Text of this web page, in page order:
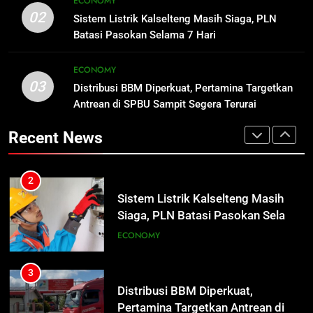
7 Hari
ECONOMY
Pertamina Targetkan Antrean di
SPBU Sampit Segera Terurai
ECONOMY
Dugaan Korupsi Dana Hibah
Pilkada Rp40 Miliar
HUKUM DAN KRIMINAL
5
Listrik di Kalsel-Teng
NUSANTARA
02
Sistem Listrik Kalselteng Masih Siaga, PLN
Batasi Pasokan Selama 7 Hari
03
ECONOMY
Distribusi BBM Diperkuat, Pertamina Targetkan
Antrean di SPBU Sampit Segera Terurai
Recent News
Insiden Konsumen di SPBU
Pangkalan Bun Ditangani Cepat,
ECONOMY
2
Sistem Listrik Kalselteng Masih
Siaga, PLN Batasi Pasokan Selama
3
Distribusi BBM Diperkuat,
Pertamina Targetkan Antrean di
SPBU Sampit Segera Terurai
ECONOMY
4
Ketua dan Empat Komisioner KPU
Kotim Resmi Jadi Tersangka